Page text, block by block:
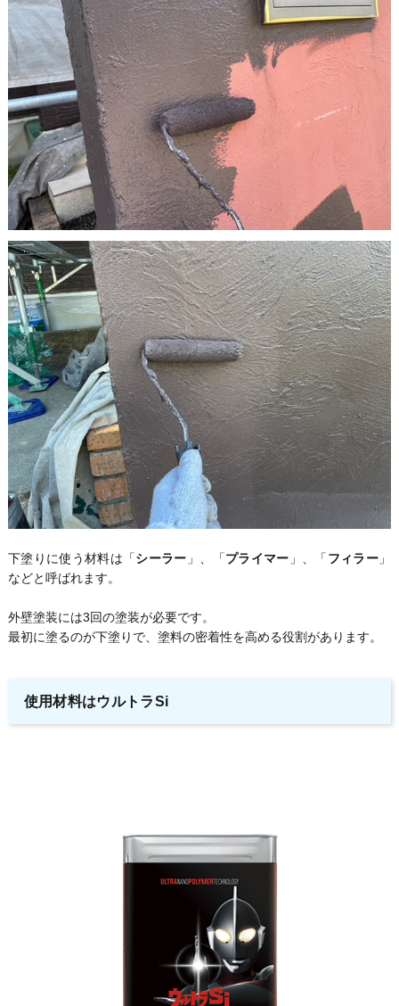
下塗りに使う材料は「シーラー 」、「プライマー 」、「 フィラー 」
などと呼ばれます。
外壁塗装には3回の塗装が必要です。
最初に塗るのが下塗りで、塗料の密着性を高める役割があります。
使用材料はウルトラSi